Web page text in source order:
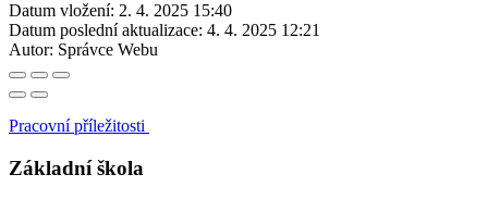
Datum vložení: 2. 4. 2025 15:40
Datum poslední aktualizace: 4. 4. 2025 12:21
Autor: Správce Webu
Pracovní příležitosti
Základní škola